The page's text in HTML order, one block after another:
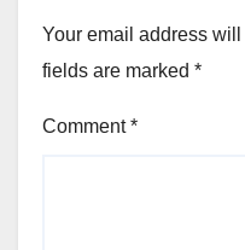
Your email address
fields are marked *
Comment*